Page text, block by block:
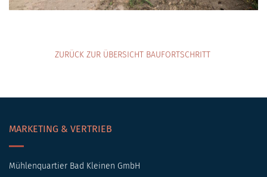
ZURÜCK ZUR ÜBERSICHT BAUFORTSCHRITT
MARKETING & VERTRIEB
Mühlenquartier Bad Kleinen GmbH